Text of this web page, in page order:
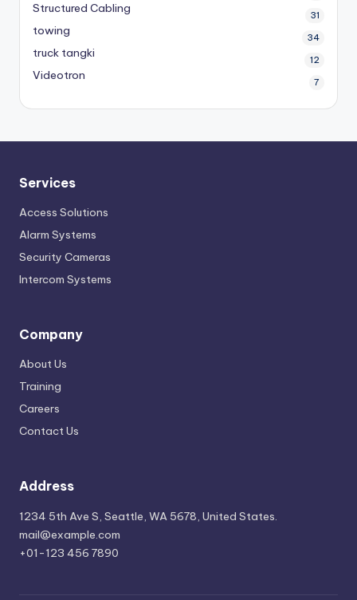
Structured Cabling 31
towing 34
truck tangki 12
Videotron 7
Services
Access Solutions
Alarm Systems
Security Cameras
Intercom Systems
Company
About Us
Training
Careers
Contact Us
Address
1234 5th Ave S, Seattle, WA 5678, United States.
mail@example.com
+01-123 456 7890